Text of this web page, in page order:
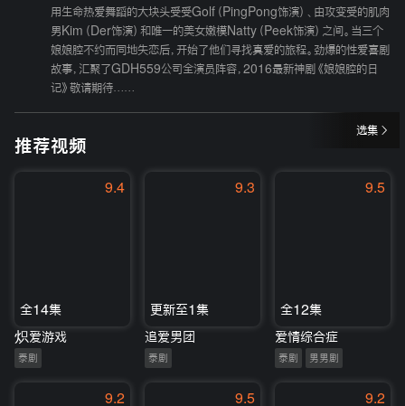
用生命热爱舞蹈的大块头受受Golf（PingPong饰演）、由攻变受的肌肉
男Kim（Der饰演）和唯一的美女嫩模Natty（Peek饰演）之间。当三个
娘娘腔不约而同地失恋后，开始了他们寻找真爱的旅程。劲爆的性爱喜剧
故事，汇聚了GDH559公司全演员阵容，2016最新神剧《娘娘腔的日
记》敬请期待……
选集
推荐视频
9.4
全14集
炽爱游戏
泰剧
9.3
更新至1集
追爱男团
泰剧
9.5
全12集
爱情综合症
泰剧 男男剧
9.2 9.5 9.2